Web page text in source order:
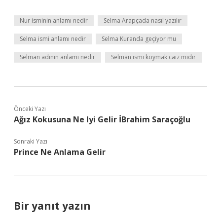
Nur isminin anlamı nedir Selma Arapçada nasıl yazılır
Selma ismi anlamı nedir Selma Kuranda geçiyor mu
Selman adının anlamı nedir Selman ismi koymak caiz midir
Önceki Yazı
Ağız Kokusuna Ne Iyi Gelir İBrahim Saraçoğlu
Sonraki Yazı
Prince Ne Anlama Gelir
Bir yanıt yazın